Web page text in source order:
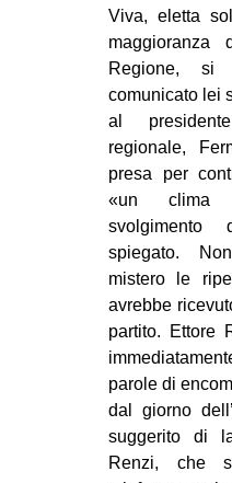
DIRITTO
Viva, eletta
maggioranza
Regione,
comunicato lei
al
regionale,
presa per
«un clima
spiegato.
mistero le
avrebbe
partito. Ettore
parole di
dal giorno
suggerito di
Renzi, che